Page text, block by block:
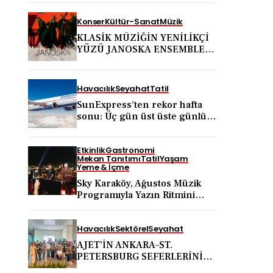
KonserKültür-SanatMüzik
KLASİK MÜZİĞİN YENİLİKÇİ
YÜZÜ JANOSKA ENSEMBLE
HavacılıkSeyahatTatil
SunExpress’ten rekor hafta
sonu: Üç gün üst üste günlük
EtkinlikGastronomi
Mekan TanıtımıTatilYaşam
Yeme & İçme
Sky Karaköy, Ağustos Müzik
Programıyla Yazın Ritmini
HavacılıkSektörelSeyahat
AJET’İN ANKARA–ST.
PETERSBURG SEFERLERİNİN